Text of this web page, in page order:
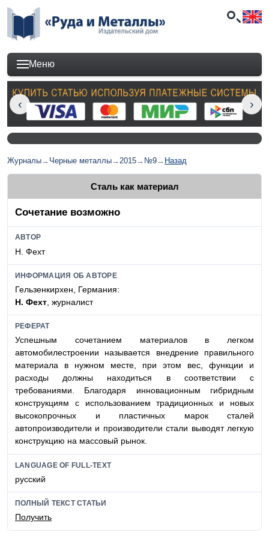
Меню
Журналы→ Черные металлы→2015→ №9→ Назад
Сталь как материал
Сочетание возможно
АВТОР
Н. Фехт
ИНФОРМАЦИЯ ОБ АВТОРЕ
Гельзенкирхен, Германия:
Н. Фехт , журналист
РЕФЕРАТ
Успешным сочетанием материалов в легком
автомобилестроении называется внедрение правильного
материала в нужном месте, при этом вес, функции и
расходы должны находиться в соответствии с
требованиями. Благодаря инновационным гибридным
конструкциям с использованием традиционных и новых
высокопрочных и пластичных марок сталей
автопроизводители и производители стали выводят легкую
конструкцию на массовый рынок.
LANGUAGE OF FULL-TEXT
русский
ПОЛНЫЙ ТЕКСТ СТАТЬИ
Получить